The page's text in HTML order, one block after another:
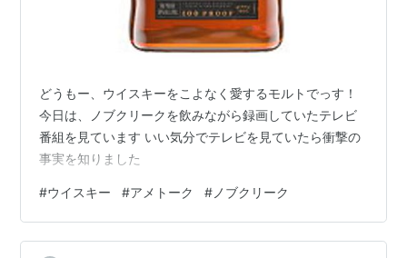
どうもー、ウイスキーをこよなく愛するモルトでっす！
今日は、ノブクリークを飲みながら録画していたテレビ
番組を見ています いい気分でテレビを見ていたら衝撃の
事実を知りました
#ウイスキー #アメトーク # ノブクリーク